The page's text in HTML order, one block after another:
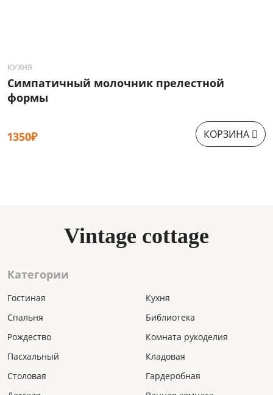
КУХНЯ
Симпатичный молочник прелестной
формы
1350₽ КОРЗИНА
Vintage cottage
Категории
Гостиная
Спальня
Рождество
Пасхальный
Столовая
Кухня
Библиотека
Комната рукоделия
Кладовая
Гардеробная